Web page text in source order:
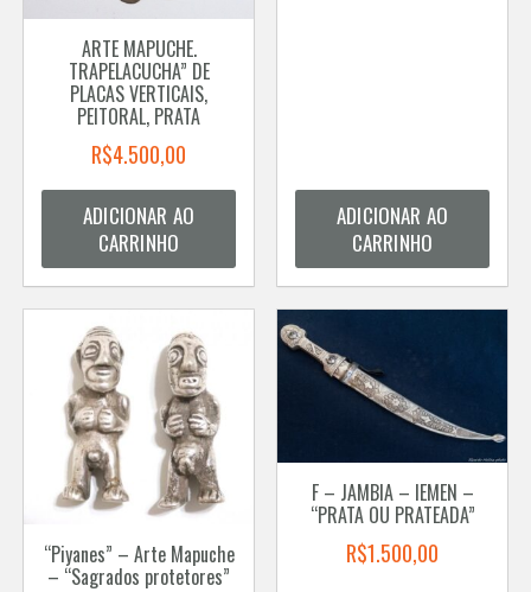
ARTE MAPUCHE.
TRAPELACUCHA” DE
PLACAS VERTICAIS,
PEITORAL, PRATA
R$4.500,00
ADICIONAR AO
CARRINHO
ADICIONAR AO
CARRINHO
“Piyanes” – Arte Mapuche
– “Sagrados protetores”
F – JAMBIA – IEMEN –
“PRATA OU PRATEADA”
R$1.500,00